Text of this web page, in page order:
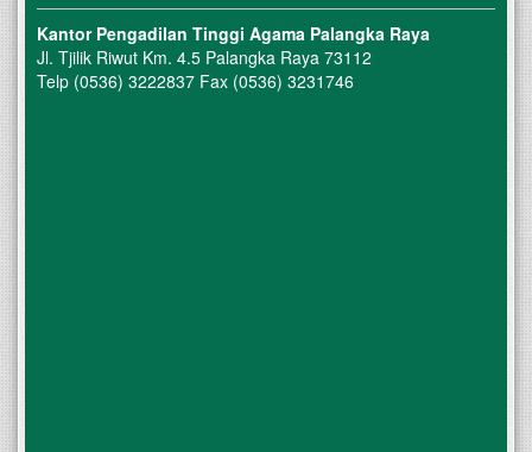
Kantor Pengadilan Tinggi Agama Palangka Raya
Jl. Tjilik Riwut Km. 4.5 Palangka Raya 73112
Telp (0536) 3222837 Fax (0536) 3231746